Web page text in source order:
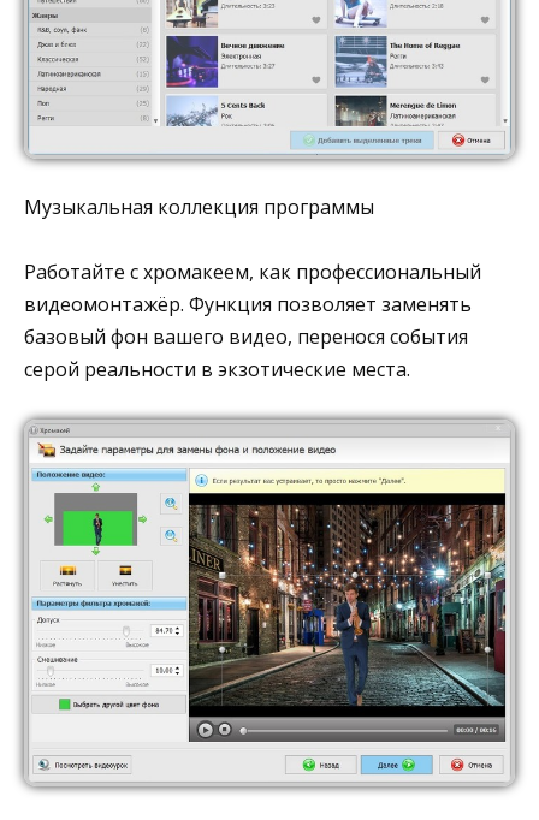
Музыкальная коллекция программы
Работайте с хромакеем, как профессиональный
видеомонтажёр. Функция позволяет заменять
базовый фон вашего видео, перенося события
серой реальности в экзотические места.